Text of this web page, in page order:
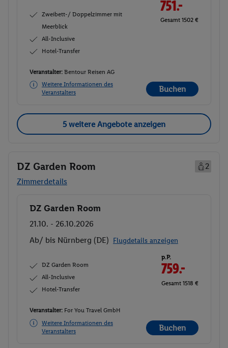
Zweibett-/ Doppelzimmer mit
Meerblick
All-Inclusive
Hotel-Transfer
751.-
Gesamt 1502 €
Veranstalter: Bentour Reisen AG
Weitere Informationen des
Veranstalters
Buchen
5 weitere Angebote anzeigen
DZ Garden Room
2
Zimmerdetails
Buchen
DZ Garden Room
21.10. - 26.10.2026
Ab/ bis Nürnberg (DE) Flugdetails anzeigen
DZ Garden Room
All-Inclusive
Hotel-Transfer
p.P.
759.-
Gesamt 1518 €
Veranstalter: For You Travel GmbH
Weitere Informationen des
Veranstalters
Buchen